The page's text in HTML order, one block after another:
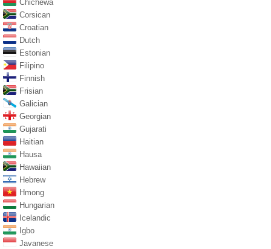
Chichewa
Corsican
Croatian
Dutch
Estonian
Filipino
Finnish
Frisian
Galician
Georgian
Gujarati
Haitian
Hausa
Hawaiian
Hebrew
Hmong
Hungarian
Icelandic
Igbo
Javanese